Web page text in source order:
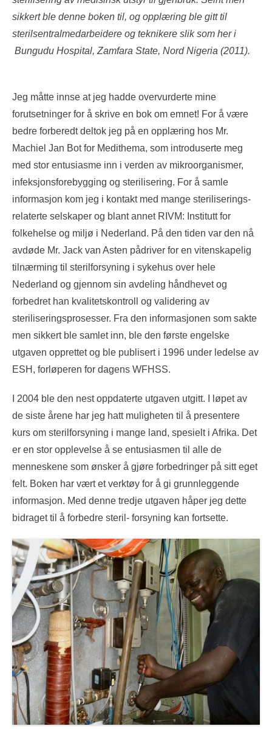
sikkert ble denne boken til, og opplæring ble gitt til
sterilsentralmedarbeidere og teknikere slik som her i
Bungudu Hospital, Zamfara State, Nord Nigeria (2011).
Jeg måtte innse at jeg hadde overvurderte mine
forutsetninger for å skrive en bok om emnet! For å være
bedre forberedt deltok jeg på en opplæring hos Mr.
Machiel Jan Bot for Medithema, som introduserte meg
med stor entusiasme inn i verden av mikroorganismer,
infeksjonsforebygging og sterilisering. For å samle
informasjon kom jeg i kontakt med mange steriliserings-
relaterte selskaper og blant annet RIVM: Institutt for
folkehelse og miljø i Nederland. På den tiden var den nå
avdøde Mr. Jack van Asten pådriver for en vitenskapelig
tilnærming til sterilforsyning i sykehus over hele
Nederland og gjennom sin avdeling håndhevet og
forbedret han kvalitetskontroll og validering av
steriliseringsprosesser. Fra den informasjonen som sakte
men sikkert ble samlet inn, ble den første engelske
utgaven opprettet og ble publisert i 1996 under ledelse av
ESH, forløperen for dagens WFHSS.
I 2004 ble den nest oppdaterte utgaven utgitt. I løpet av
de siste årene har jeg hatt muligheten til å presentere
kurs om sterilforsyning i mange land, spesielt i Afrika. Det
er en stor opplevelse å se entusiasmen til alle de
menneskene som ønsker å gjøre forbedringer på sitt eget
felt. Boken har vært et verktøy for å gi grunnleggende
informasjon. Med denne tredje utgaven håper jeg dette
bidraget til å forbedre steril- forsyning kan fortsette.